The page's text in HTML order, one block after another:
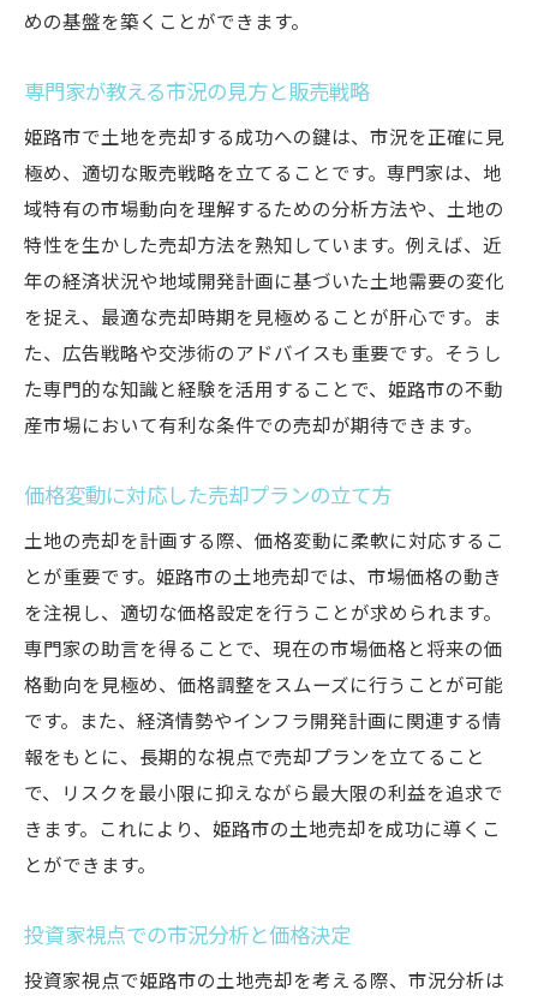
めの基盤を築くことができます。
専門家が教える市況の見方と販売戦略
姫路市で土地を売却する成功への鍵は、市況を正確に見
極め、適切な販売戦略を立てることです。専門家は、地
域特有の市場動向を理解するための分析方法や、土地の
特性を生かした売却方法を熟知しています。例えば、近
年の経済状況や地域開発計画に基づいた土地需要の変化
を捉え、最適な売却時期を見極めることが肝心です。ま
た、広告戦略や交渉術のアドバイスも重要です。そうし
た専門的な知識と経験を活用することで、姫路市の不動
産市場において有利な条件での売却が期待できます。
価格変動に対応した売却プランの立て方
土地の売却を計画する際、価格変動に柔軟に対応するこ
とが重要です。姫路市の土地売却では、市場価格の動き
を注視し、適切な価格設定を行うことが求められます。
専門家の助言を得ることで、現在の市場価格と将来の価
格動向を見極め、価格調整をスムーズに行うことが可能
です。また、経済情勢やインフラ開発計画に関連する情
報をもとに、長期的な視点で売却プランを立てること
で、リスクを最小限に抑えながら最大限の利益を追求で
きます。これにより、姫路市の土地売却を成功に導くこ
とができます。
投資家視点での市況分析と価格決定
投資家視点で姫路市の土地売却を考える際、市況分析は